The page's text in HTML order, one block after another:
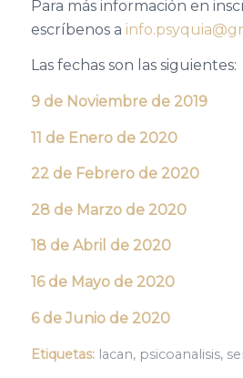
Para más información en
escríbenos a
Las fechas son las siguientes:
9 de Noviembre de 2019
11 de Enero de 2020
22 de Febrero de 2020
28 de Marzo de 2020
18 de Abril de 2020
16 de Mayo de 2020
6 de Junio de 2020
Etiquetas: lacan, psicoanalisis,